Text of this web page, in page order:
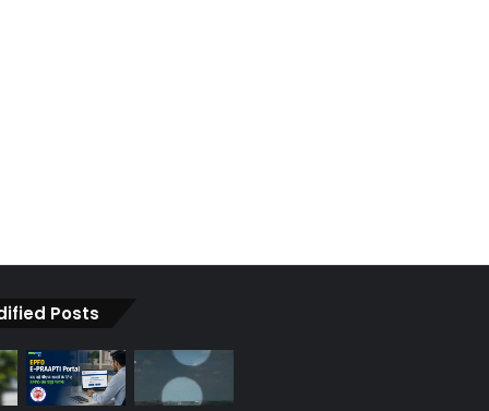
Posts